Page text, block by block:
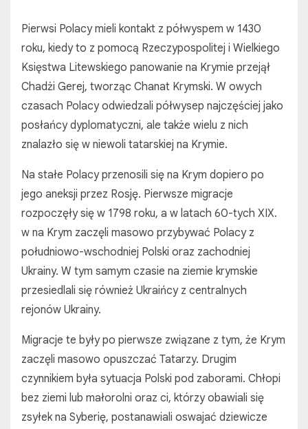
Pierwsi Polacy mieli kontakt z półwyspem w 1430
roku, kiedy to z pomocą Rzeczypospolitej i Wielkiego
Księstwa Litewskiego panowanie na Krymie przejął
Chadżi Gerej, tworząc Chanat Krymski. W owych
czasach Polacy odwiedzali półwysep najczęściej jako
posłańcy dyplomatyczni, ale także wielu z nich
znalazło się w niewoli tatarskiej na Krymie.
Na stałe Polacy przenosili się na Krym dopiero po
jego aneksji przez Rosję. Pierwsze migracje
rozpoczęły się w 1798 roku, a w latach 60-tych XIX.
w na Krym zaczęli masowo przybywać Polacy z
południowo-wschodniej Polski oraz zachodniej
Ukrainy. W tym samym czasie na ziemie krymskie
przesiedlali się również Ukraińcy z centralnych
rejonów Ukrainy.
Migracje te były po pierwsze związane z tym, że Krym
zaczęli masowo opuszczać Tatarzy. Drugim
czynnikiem była sytuacja Polski pod zaborami. Chłopi
bez ziemi lub małorolni oraz ci, którzy obawiali się
zsyłek na Syberię, postanawiali oswajać dziewicze